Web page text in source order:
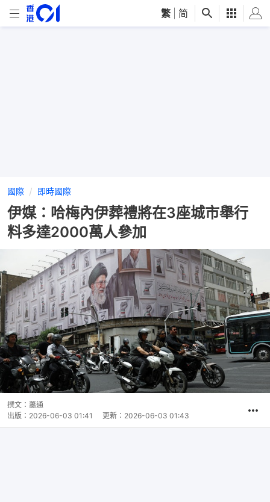
繁 简
國際 即時國際
伊媒：哈梅內伊葬禮將在3座城市舉行
料多達2000萬人參加
撰文： 蕭通
出版： 2026-06-03 01:41 更新： 2026-06-03 01:43